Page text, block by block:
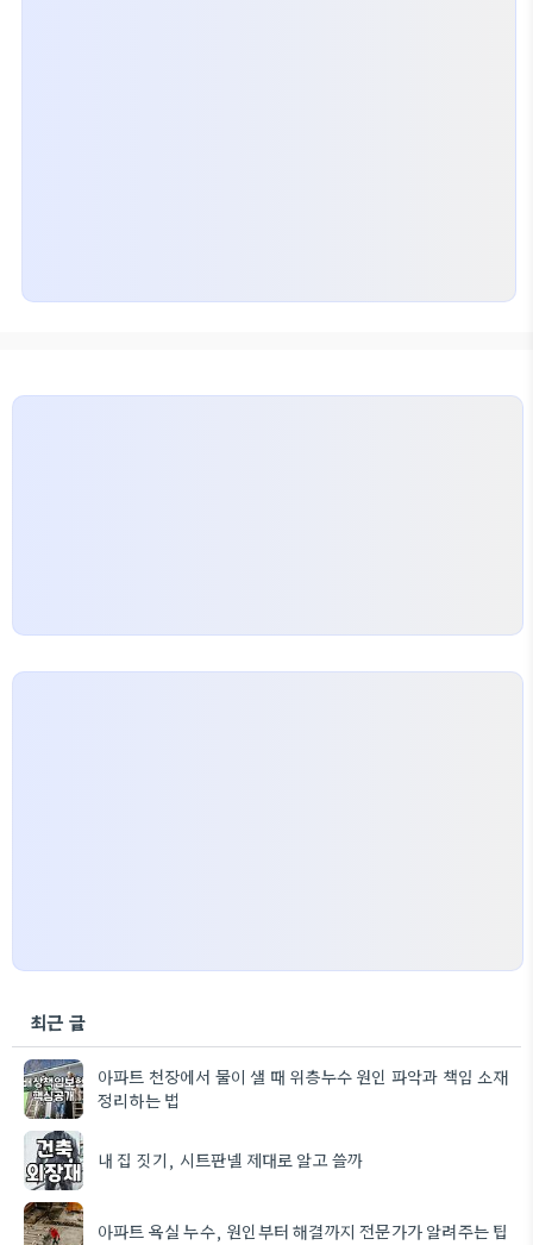
최근 글
아파트 천장에서 물이 샐 때 위층누수 원인 파악과 책임 소재
정리하는 법
내 집 짓기, 시트판넬 제대로 알고 쓸까
아파트 욕실 누수, 원인부터 해결까지 전문가가 알려주는 팁